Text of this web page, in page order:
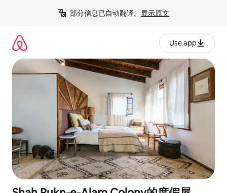
部分信息已自动翻译。 显示原文
Use app